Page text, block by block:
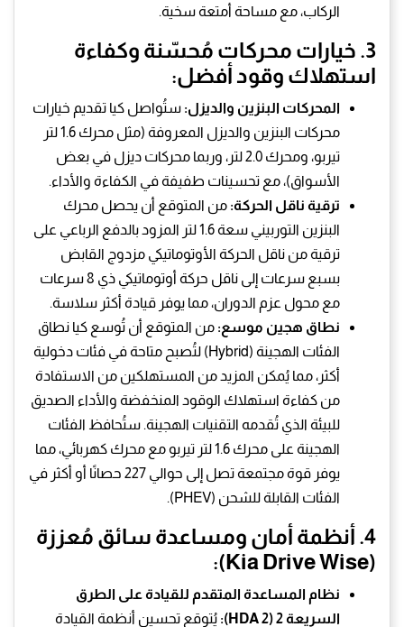
الركاب، مع مساحة أمتعة سخية.
3. خيارات محركات مُحسّنة وكفاءة
استهلاك وقود أفضل:
المحركات البنزين والديزل: ستُواصل كيا تقديم خيارات
محركات البنزين والديزل المعروفة (مثل محرك 1.6 لتر
تيربو، ومحرك 2.0 لتر، وربما محركات ديزل في بعض
الأسواق)، مع تحسينات طفيفة في الكفاءة والأداء.
ترقية ناقل الحركة: من المتوقع أن يحصل محرك
البنزين التوربيني سعة 1.6 لتر المزود بالدفع الرباعي على
ترقية من ناقل الحركة الأوتوماتيكي مزدوج القابض
بسبع سرعات إلى ناقل حركة أوتوماتيكي ذي 8 سرعات
مع محول عزم الدوران، مما يوفر قيادة أكثر سلاسة.
نطاق هجين موسع: من المتوقع أن تُوسع كيا نطاق
الفئات الهجينة (Hybrid) لتُصبح متاحة في فئات دخولية
أكثر، مما يُمكن المزيد من المستهلكين من الاستفادة
من كفاءة استهلاك الوقود المنخفضة والأداء الصديق
للبيئة الذي تُقدمه التقنيات الهجينة. ستُحافظ الفئات
الهجينة على محرك 1.6 لتر تيربو مع محرك كهربائي، مما
يوفر قوة مجتمعة تصل إلى حوالي 227 حصانًا أو أكثر في
الفئات القابلة للشحن (PHEV).
4. أنظمة أمان ومساعدة سائق مُعززة
(Kia Drive Wise):
نظام المساعدة المتقدم للقيادة على الطرق
السريعة 2 (HDA 2):
يُتوقع تحسين أنظمة القيادة